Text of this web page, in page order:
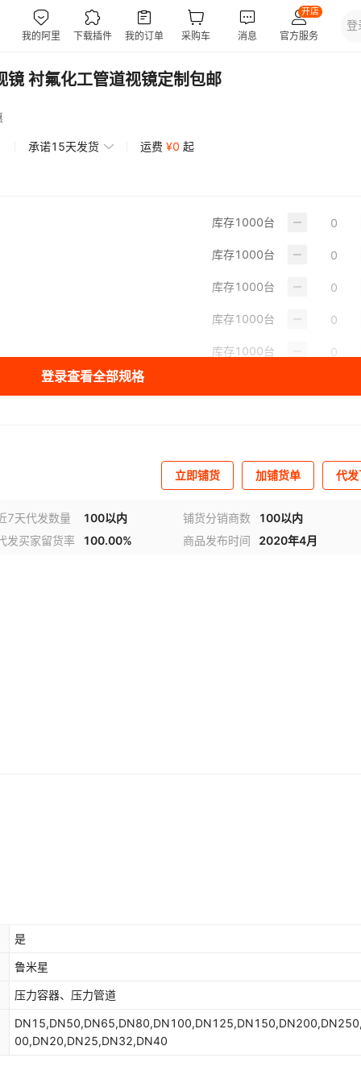
衬氟化工管道视镜定制包邮
承诺15天发货 运费 ¥0 起
库存1000台
库存1000台
库存1000台
库存1000台
库存1000台
库存 1000台
库存1000台
库存1000台
登录查看全部规格
立即铺货 加铺货单 代
7天代发数量 100以内 铺货分销商数
100以内
发买家留货率
100.00% 商品发布时间 2020年4月
是
鲁米星
压力容器、压力管道
00,DN20,DN25,DN32,DN40